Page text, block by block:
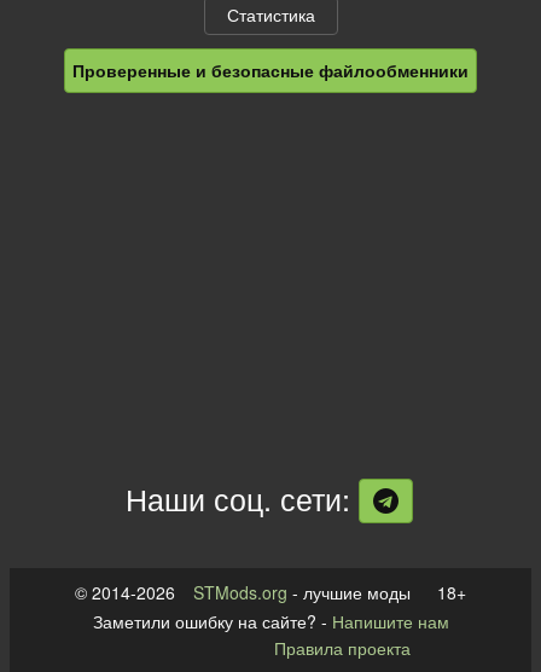
Статистика
Проверенные и безопасные файлообменники
Наши соц. сети:
© 2014-2026 STMods.org - лучшие моды 18+
Заметили ошибку на сайте? - Напишите нам
Правила проекта